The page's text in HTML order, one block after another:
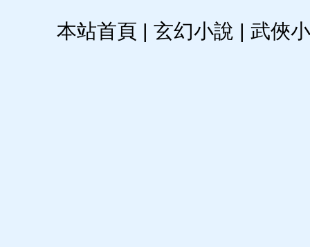
本站首頁 | 玄幻小說 | 武俠